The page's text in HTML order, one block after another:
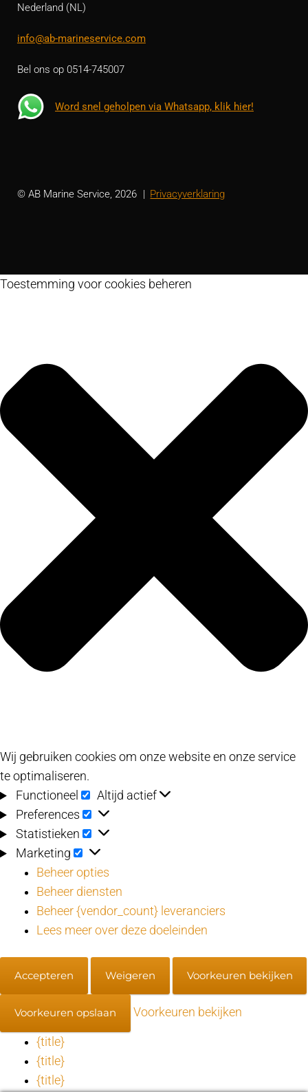
Nederland (NL)
info@ab-marineservice.com
Bel ons op 0514-745007
Word snel geholpen via Whatsapp, klik hier!
© AB Marine Service, 2026 Privacyverklaring
Toestemming voor cookies beheren
Wij gebruiken cookies om onze website en onze service
te optimaliseren.
Functioneel
Functioneel
Altijd actief
Preferences
Preferences
Statistieken Statistieken
Marketing Marketing
Beheer opties
Beheer diensten
Beheer {vendor_count} leveranciers
Lees meer over deze doeleinden
Accepteren Weigeren Voorkeuren bekijken
Voorkeuren opslaan Voorkeuren bekijken
{title}
{title}
{title}